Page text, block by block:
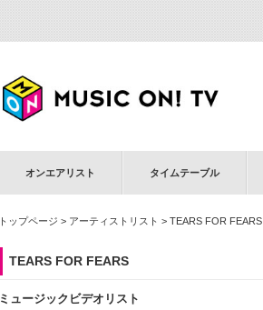
オンエアリスト タイムテーブル
トップページ > アーティストリスト > TEARS FOR FEARS
TEARS FOR FEARS
ミュージックビデオリスト